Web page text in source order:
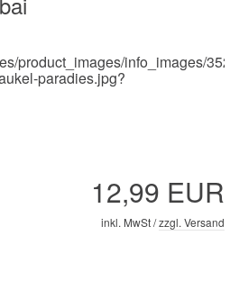
12,99 EUR
inkl. MwSt /zzgl. Versand